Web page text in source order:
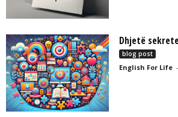
Dhjetë
blog post
English For Life -